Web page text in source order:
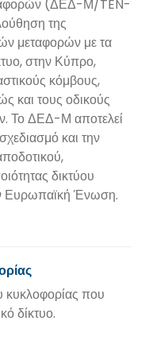
(ΔΕΔ-Μ/TEN-
της
μεταφορών με τα
στην Κύπρο,
κόμβους,
και τους οδικούς
Το ΔΕΔ-Μ αποτελεί
και την
δικτύου
Ευρωπαϊκή Ένωση.
κυκλοφορίας που
δίκτυο.